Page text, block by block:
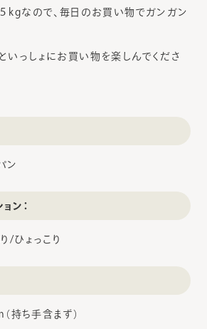
kgなので、毎日のお買い物でガンガン
いっしょにお買い物を楽しんでくださ
ン
ン：
/ひょっこり
ち手含まず）